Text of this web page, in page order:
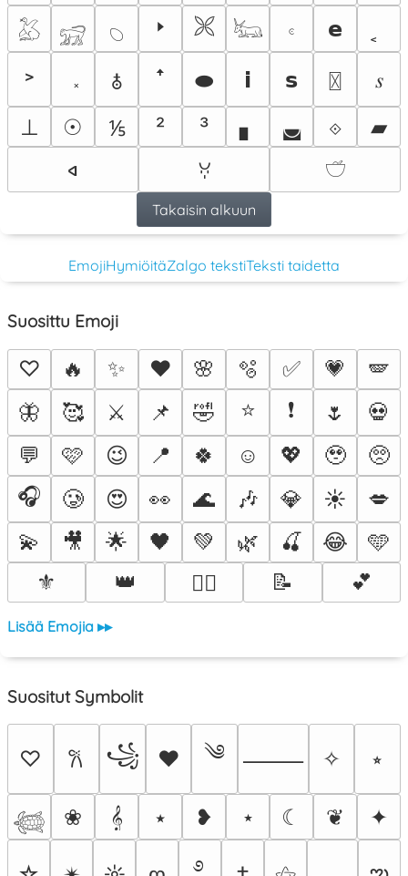
𓅷
𓃸 𓆇 🢒 🙪 𓃜 𝇊
𝗲
˃
🜱 ꜛ ⬬ 𝗶 𝘀 〿
𝆍
⊥
☉ ⅕ ² ³ ▖ ◛ ⟐
▰
𐤿
ꃼ 𓎩
Takaisin alkuun
EmojiHymiöitäZalgo tekstiTeksti taidetta
Suosittu Emoji
♡ 🔥 ✨ ❤️ 🌸 🫧 ✅ 💗
🪽
🦋
🥰 ⚔️ 📌 🤣 ⭐ ❗ 🌷
💀
💬
🩷 😉 📍 🍀 ☺️ 💖 🥹
🥺
🎧
🥲 😍 👀 🌊 🎶 💎 ☀️
💋
💫
🎥 🌟 🖤 💚 🌿 🍒 😂
🩵
⚜️
👑 ❤️‍🔥 📝 💕
Lisää Emojia ▸▸
Suositut Symbolit
♡ 𐙚 ꧁ ♥ ༄ ⸻ ✧ ⭒
𓆉 ❀ 𝄞 ⭑ ❥ ⋆ ☾ ❦ ✦
࿔